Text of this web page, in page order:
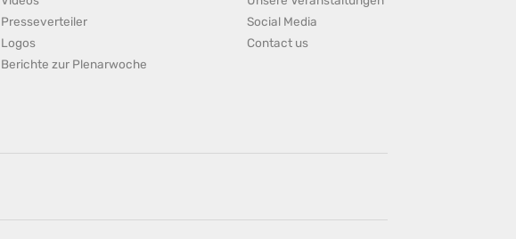
Presseverteiler
Logos
Berichte zur Plenarwoche
Social Media
Contact us